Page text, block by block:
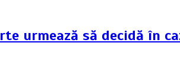
urmează să decidă în